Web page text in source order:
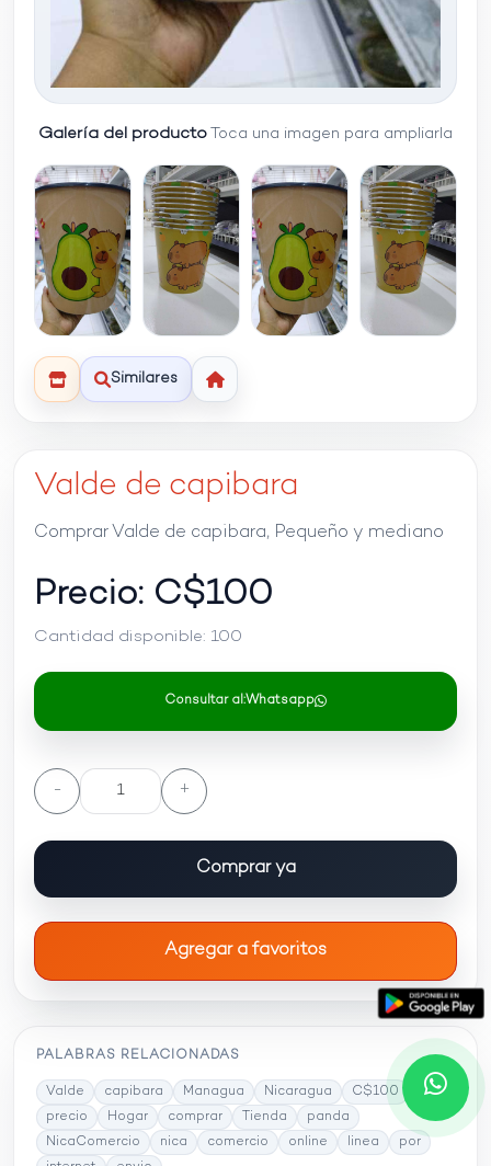
Galería del producto Toca una imagen para ampliarla
Similares
Valde de capibara
Comprar Valde de capibara, Pequeño y mediano
Precio: C$100
Cantidad disponible: 100
Consultar al:Whatsapp
- +
Comprar ya
Agregar a favoritos
PALABRAS RELACIONADAS
Valde capibara Managua Nicaragua
C$100
precio
Hogar comprar Tienda
panda
NicaComercio
nica comercio online linea
por